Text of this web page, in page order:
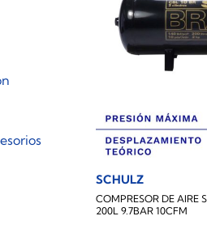
SCHULZ
COMPRESOR DE AIRE
200L 9.7BAR 10CFM